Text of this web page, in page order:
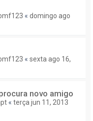
« domingo ago
« sexta ago 16,
novo amigo
« terça jun 11, 2013